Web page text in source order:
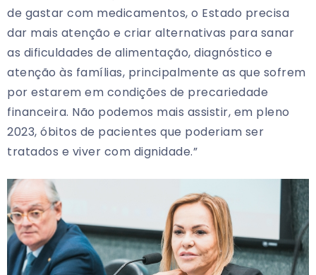
de gastar com medicamentos, o Estado precisa
dar mais atenção e criar alternativas para sanar
as dificuldades de alimentação, diagnóstico e
atenção às famílias, principalmente as que sofrem
por estarem em condições de precariedade
financeira. Não podemos mais assistir, em pleno
2023, óbitos de pacientes que poderiam ser
tratados e viver com dignidade.”